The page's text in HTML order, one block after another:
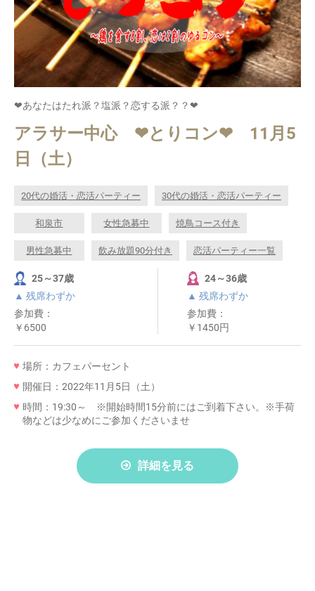
❤あなたはたれ派？塩派？恋する派？？❤
アラサー中心 ❤とりコン❤ 11月5
日（土）
20代の婚活・恋活パーティー 30代の婚活・恋活パーティー
和泉市 女性急募中 焼鳥コース付き
男性急募中 飲み放題90分付き 恋活パーティー一覧
25～37歳
▲ 残席わずか
参加費：
￥6500
24～36歳
▲ 残席わずか
参加費：
￥1450円
場所：カフェパーセント
開催日：2022年11月5日（土）
時間：19:30～ ※開始時間15分前にはご到着下さい。※手荷
物などは少なめにご参加くださいませ
詳細を見る